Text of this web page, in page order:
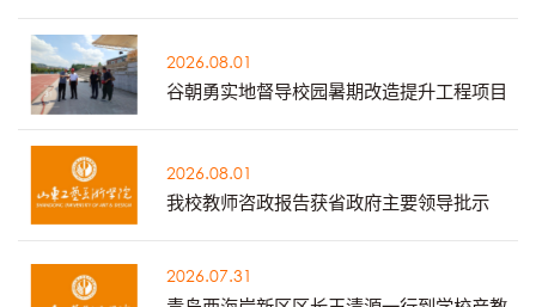
2026.08.01
谷朝勇实地督导校园暑期改造提升工程项目
2026.08.01
我校教师咨政报告获省政府主要领导批示
2026.07.31